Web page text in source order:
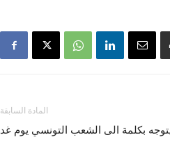
المادة السابقة
بكلمة الى الشعب التونسي يوم غد